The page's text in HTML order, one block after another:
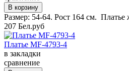
Размер: 54-64. Рост 164 см. Платье
207 Бел.руб
Платье MF-4793-4
в закладки
сравнение